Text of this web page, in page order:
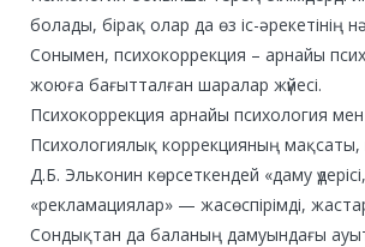
болады, бірақ олар да өз іс-әрекетінің
Сонымен, психокоррекция – арнайы
жоюға бағытталған шаралар жүйесі.
Психокоррекция арнайы психология
Психологиялық коррекцияның мақсаты,
Д.Б. Эльконин көрсеткендей «даму
«рекламациялар» — жасөспірімді,
Сондықтан да баланың дамуындағы